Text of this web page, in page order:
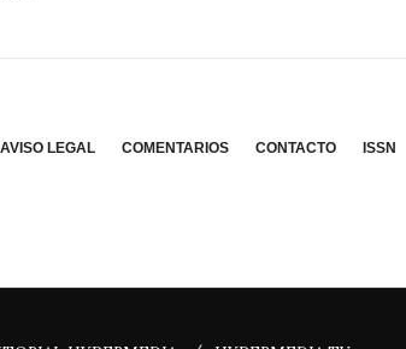
AVISO LEGAL COMENTARIOS CONTACTO ISSN